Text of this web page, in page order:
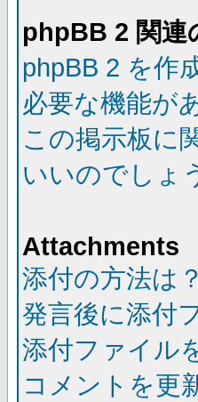
phpBB 2 関連
phpBB 2 を作
必要な機能が
この掲示板に
いいのでしょ
Attachments
添付の方法は？
発言後に添付
添付ファイル
コメントを更